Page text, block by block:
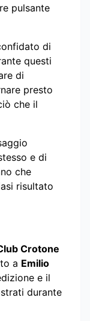
pulsante
di
questi
di
presto
che il
e di
che
risultato
Crotone
a Emilio
e il
durante